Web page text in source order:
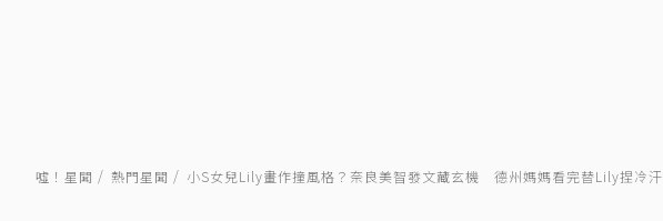
噓！星聞 熱門星聞 小S女兒Lily畫作撞風格？奈良美智發文藏玄機 德州媽媽看完替Lily捏冷汗